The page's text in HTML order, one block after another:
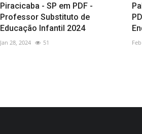
Piracicaba - SP em PDF -
Professor Substituto de
Educação Infantil 2024
Jan 28, 2024 51